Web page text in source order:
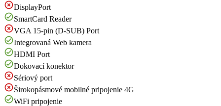
DisplayPort
SmartCard Reader
VGA 15-pin (D-SUB) Port
Integrovaná Web kamera
HDMI Port
Dokovací konektor
Sériový port
Širokopásmové mobilné pripojenie 4G
WiFi pripojenie